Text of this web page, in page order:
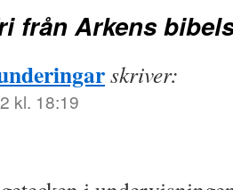
från Arkens
skriver:
kl. 18:19